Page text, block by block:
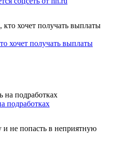
хочет получать выплаты
подработках